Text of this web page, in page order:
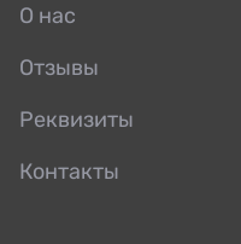
О нас
Отзывы
Реквизиты
Контакты